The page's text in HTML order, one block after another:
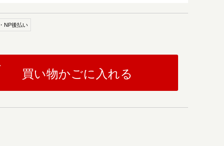
・NP後払い
買い物かごに入れる